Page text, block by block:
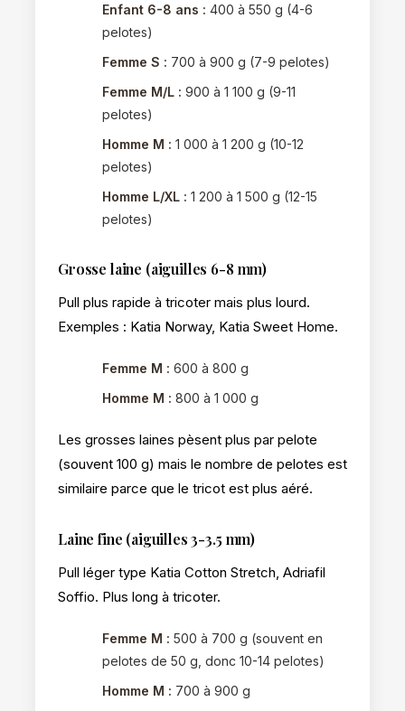
Enfant 6-8 ans : 400 à 550 g (4-6
pelotes)
Femme S : 700 à 900 g (7-9 pelotes)
Femme M/L : 900 à 1 100 g (9-11
pelotes)
Homme M : 1 000 à 1 200 g (10-12
pelotes)
Homme L/XL : 1 200 à 1 500 g (12-15
pelotes)
Grosse laine (aiguilles 6-8 mm)
Pull plus rapide à tricoter mais plus lourd.
Exemples : Katia Norway, Katia Sweet Home.
Femme M : 600 à 800 g
Homme M : 800 à 1 000 g
Les grosses laines pèsent plus par pelote
(souvent 100 g) mais le nombre de pelotes est
similaire parce que le tricot est plus aéré.
Laine fine (aiguilles 3-3.5 mm)
Pull léger type Katia Cotton Stretch, Adriafil
Soffio. Plus long à tricoter.
Femme M : 500 à 700 g (souvent en
pelotes de 50 g, donc 10-14 pelotes)
Homme M : 700 à 900 g